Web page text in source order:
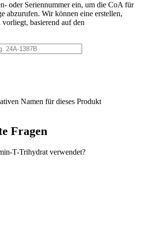
oder Seriennummer ein, um die CoA für
abzurufen. Wir können eine erstellen,
basierend auf den
Namen für dieses Produkt
Fragen
T-Trihydrat verwendet?